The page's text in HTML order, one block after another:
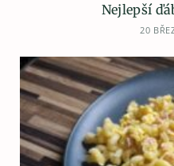
Nejlepší
20